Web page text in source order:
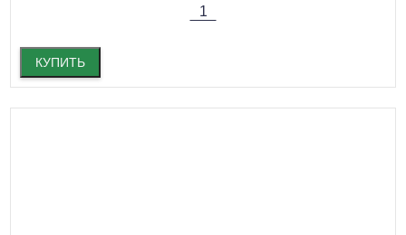
КУПИТЬ